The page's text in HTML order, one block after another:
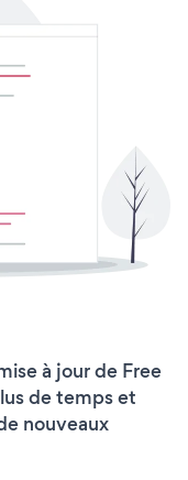
à jour de Free
de temps et
nouveaux